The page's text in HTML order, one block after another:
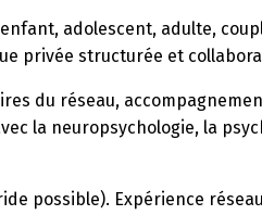
adolescent, adulte,
privée structurée et
du réseau,
la neuropsychologie, la
possible). Expérience